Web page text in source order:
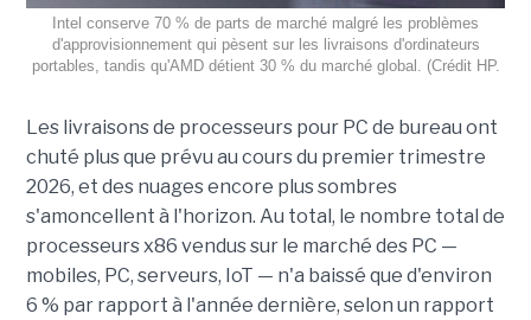
Intel conserve 70 % de parts de marché malgré les problèmes
d'approvisionnement qui pèsent sur les livraisons d'ordinateurs
portables, tandis qu'AMD détient 30 % du marché global. (Crédit HP.
Les livraisons de processeurs pour PC de bureau ont
chuté plus que prévu au cours du premier trimestre
2026, et des nuages encore plus sombres
s'amoncellent à l'horizon. Au total, le nombre total de
processeurs x86 vendus sur le marché des PC —
mobiles, PC, serveurs, IoT — n'a baissé que d'environ
6 % par rapport à l'année dernière, selon un rapport